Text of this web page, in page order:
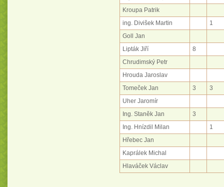
Kroupa Patrik
ing. Divišek Martin
1
Goll Jan
Lipták Jiří
8
Chrudimský Petr
Hrouda Jaroslav
Tomeček Jan
3
3
Uher Jaromír
Ing. Staněk Jan
3
Ing. Hnízdil Milan
1
Hřebec Jan
Kaprálek Michal
Hlaváček Václav